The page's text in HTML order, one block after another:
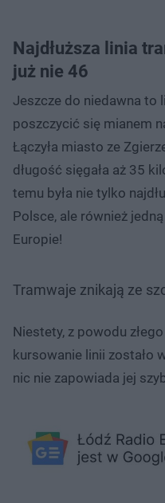
Najdłuższa linia
już nie 46
Jeszcze do niedawna to
poszczycić się mianem
Łączyła miasto ze
długość sięgała aż 35
temu była nie tylko
Polsce, ale również
Europie!
Tramwaje znikają ze
Niestety, z powodu
kursowanie linii zostało
nic nie zapowiada jej